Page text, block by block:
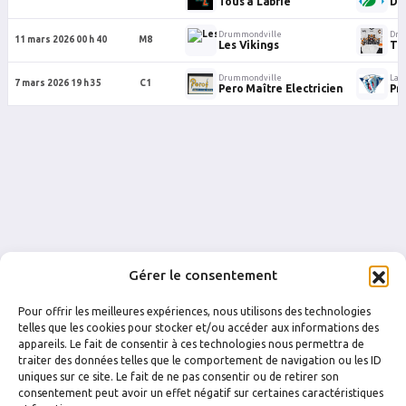
Gérer le consentement
Pour offrir les meilleures expériences, nous utilisons des technologies
telles que les cookies pour stocker et/ou accéder aux informations des
appareils. Le fait de consentir à ces technologies nous permettra de
traiter des données telles que le comportement de navigation ou les ID
uniques sur ce site. Le fait de ne pas consentir ou de retirer son
consentement peut avoir un effet négatif sur certaines caractéristiques
11 mars 2026 00 h 40 M8
Drummondville
Les Vikings
7 mars 2026 19 h 35 C1
Drummondville
Pero Maître Electricien
FACEBOOK INSTAGRAM